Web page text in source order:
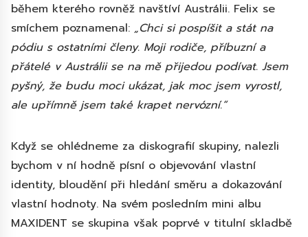
během kterého rovněž navštíví Austrálii. Felix se
smíchem poznamenal: „Chci si pospíšit a stát na
pódiu s ostatními členy. Moji rodiče, příbuzní a
přátelé v Austrálii se na mě přijedou podívat. Jsem
pyšný, že budu moci ukázat, jak moc jsem vyrostl,
ale upřímně jsem také krapet nervózní.“
Když se ohlédneme za diskografií skupiny, nalezli
bychom v ní hodně písní o objevování vlastní
identity, bloudění při hledání směru a dokazování
vlastní hodnoty. Na svém posledním mini albu
MAXIDENT se skupina však poprvé v titulní skladbě